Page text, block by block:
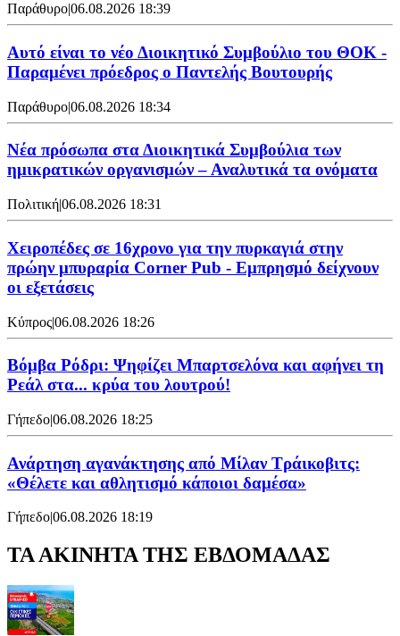
Παράθυρο|06.08.2026 18:39
Αυτό είναι το νέο Διοικητικό Συμβούλιο του ΘΟΚ -
Παραμένει πρόεδρος ο Παντελής Βουτουρής
Παράθυρο|06.08.2026 18:34
Νέα πρόσωπα στα Διοικητικά Συμβούλια των
ημικρατικών οργανισμών – Αναλυτικά τα ονόματα
Πολιτική|06.08.2026 18:31
Χειροπέδες σε 16χρονο για την πυρκαγιά στην
πρώην μπυραρία Corner Pub - Εμπρησμό δείχνουν
οι εξετάσεις
Κύπρος|06.08.2026 18:26
Βόμβα Ρόδρι: Ψηφίζει Μπαρτσελόνα και αφήνει τη
Ρεάλ στα... κρύα του λουτρού!
Γήπεδο|06.08.2026 18:25
Ανάρτηση αγανάκτησης από Μίλαν Τράικοβιτς:
«Θέλετε και αθλητισμό κάποιοι δαμέσα»
Γήπεδο|06.08.2026 18:19
ΤΑ ΑΚΙΝΗΤΑ ΤΗΣ ΕΒΔΟΜΑΔΑΣ